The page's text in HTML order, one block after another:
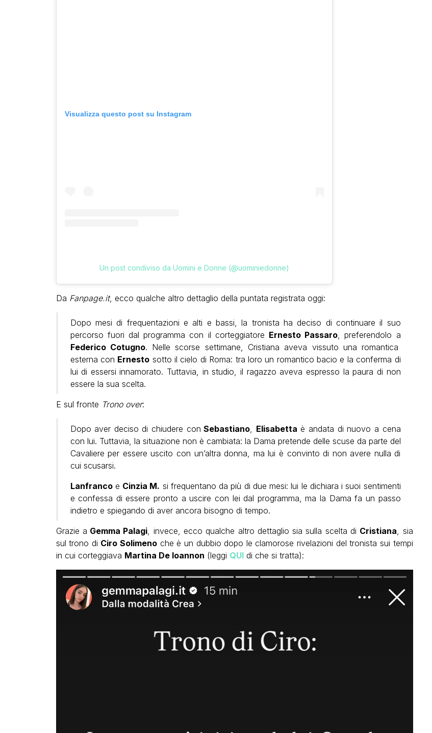
Visualizza questo post su Instagram
Un post condiviso da Uomini e Donne (@uominiedonne)
Da Fanpage.it, ecco qualche altro dettaglio della puntata registrata oggi:
Dopo mesi di frequentazioni e alti e bassi, la tronista ha deciso di continuare il suo
percorso fuori dal programma con il corteggiatore Ernesto Passaro, preferendolo a
Federico Cotugno. Nelle scorse settimane, Cristiana aveva vissuto una romantica
esterna con Ernesto sotto il cielo di Roma: tra loro un romantico bacio e la conferma di
lui di essersi innamorato. Tuttavia, in studio, il ragazzo aveva espresso la paura di non
essere la sua scelta.
E sul fronte Trono over:
Dopo aver deciso di chiudere con Sebastiano, Elisabetta è andata di nuovo a cena
con lui. Tuttavia, la situazione non è cambiata: la Dama pretende delle scuse da parte del
Cavaliere per essere uscito con un’altra donna, ma lui è convinto di non avere nulla di
cui scusarsi.
Lanfrancoe Cinzia M. si frequentano da più di due mesi: lui le dichiara i suoi sentimenti
e confessa di essere pronto a uscire con lei dal programma, ma la Dama fa un passo
indietro e spiegando di aver ancora bisogno di tempo.
Grazie a Gemma Palagi, invece, ecco qualche altro dettaglio sia sulla scelta di Cristiana, sia
sul trono di Ciro Solimeno che è un dubbio dopo le clamorose rivelazioni del tronista sui tempi
in cui corteggiava Martina De Ioannon (leggi QUIdi che si tratta):